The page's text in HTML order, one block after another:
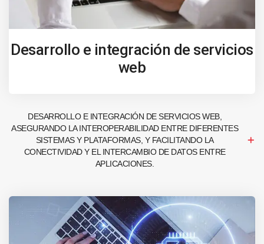
Desarrollo e integración de servicios
web
DESARROLLO E INTEGRACIÓN DE SERVICIOS WEB,
ASEGURANDO LA INTEROPERABILIDAD ENTRE DIFERENTES
SISTEMAS Y PLATAFORMAS, Y FACILITANDO LA
CONECTIVIDAD Y EL INTERCAMBIO DE DATOS ENTRE
APLICACIONES.